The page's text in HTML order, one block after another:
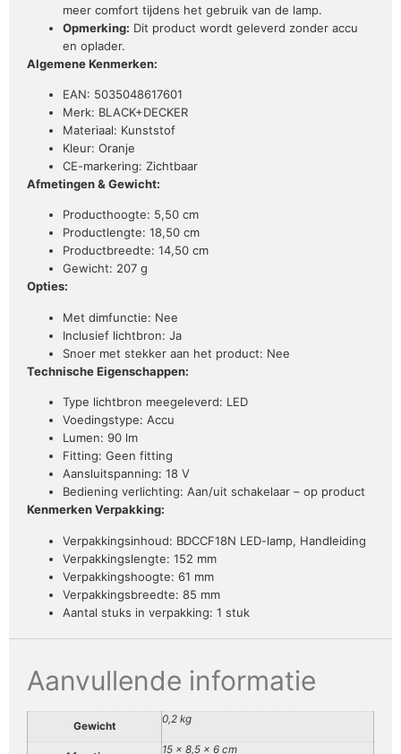
meer comfort tijdens het gebruik van de lamp.
Opmerking: Dit product wordt geleverd zonder accu
en oplader.
Algemene Kenmerken:
EAN: 5035048617601
Merk: BLACK+DECKER
Materiaal: Kunststof
Kleur: Oranje
CE-markering: Zichtbaar
Afmetingen & Gewicht:
Producthoogte: 5,50 cm
Productlengte: 18,50 cm
Productbreedte: 14,50 cm
Gewicht: 207 g
Opties:
Met dimfunctie: Nee
Inclusief lichtbron: Ja
Snoer met stekker aan het product: Nee
Technische Eigenschappen:
Type lichtbron meegeleverd: LED
Voedingstype: Accu
Lumen: 90 lm
Fitting: Geen fitting
Aansluitspanning: 18 V
Bediening verlichting: Aan/uit schakelaar – op product
Kenmerken Verpakking:
Verpakkingsinhoud: BDCCF18N LED-lamp, Handleiding
Verpakkingslengte: 152 mm
Verpakkingshoogte: 61 mm
Verpakkingsbreedte: 85 mm
Aantal stuks in verpakking: 1 stuk
Aanvullende informatie
Gewicht
0,2 kg
15 × 8,5 × 6 cm